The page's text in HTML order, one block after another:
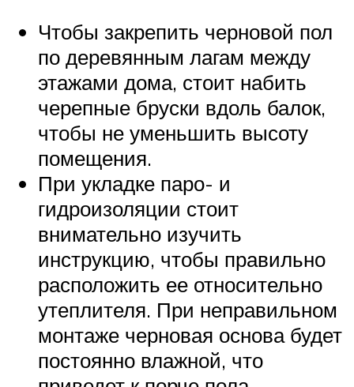
Чтобы закрепить черновой пол
по деревянным лагам между
этажами дома, стоит набить
черепные бруски вдоль балок,
чтобы не уменьшить высоту
помещения.
При укладке паро- и
гидроизоляции стоит
внимательно изучить
инструкцию, чтобы правильно
расположить ее относительно
утеплителя. При неправильном
монтаже черновая основа будет
постоянно влажной, что